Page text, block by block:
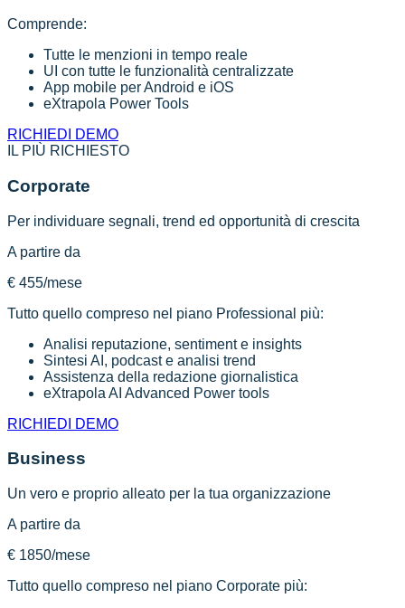
Comprende:
Tutte le menzioni in tempo reale
UI con tutte le funzionalità centralizzate
App mobile per Android e iOS
eXtrapola Power Tools
RICHIEDI DEMO
IL PIÙ RICHIESTO
Corporate
Per individuare segnali, trend ed opportunità di crescita
A partire da
€ 455/mese
Tutto quello compreso nel piano Professional più:
Analisi reputazione, sentiment e insights
Sintesi AI, podcast e analisi trend
Assistenza della redazione giornalistica
eXtrapola AI Advanced Power tools
RICHIEDI DEMO
Business
Un vero e proprio alleato per la tua organizzazione
A partire da
€ 1850/mese
Tutto quello compreso nel piano Corporate più: